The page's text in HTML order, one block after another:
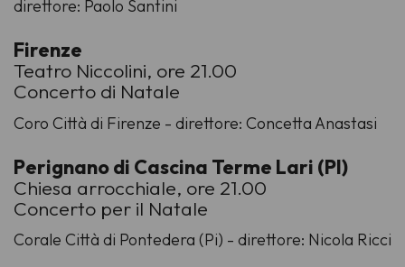
direttore: Paolo Santini
Firenze
Teatro Niccolini, ore 21.00
Concerto di Natale
Coro Città di Firenze - direttore: Concetta Anastasi
Perignano di Cascina Terme Lari (PI)
Chiesa arrocchiale, ore 21.00
Concerto per il Natale
Corale Città di Pontedera (Pi) - direttore: Nicola Ricci